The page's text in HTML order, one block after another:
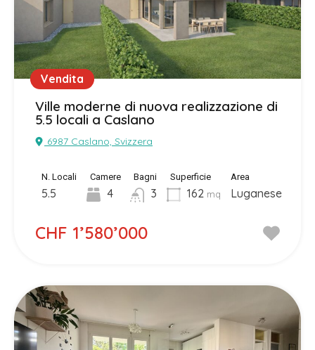
Vendita
Ville moderne di nuova realizzazione di
5.5 locali a Caslano
6987 Caslano, Svizzera
N. Locali
5.5
Camere
4
Bagni
3
Superficie
162 mq
Area
Luganese
CHF 1’580’000